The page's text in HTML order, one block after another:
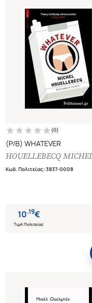
(0)
(P/B) WHATEVER
HOUELLEBECQ
Κωδ. Πολιτείας:3837-0008
10.19€
Τιμή Πολιτείας